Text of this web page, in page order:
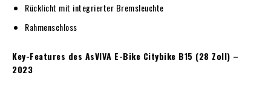
Rücklicht mit integrierter Bremsleuchte
Rahmenschloss
Key-Features des AsVIVA E-Bike Citybike B15 (28 Zoll) –
2023